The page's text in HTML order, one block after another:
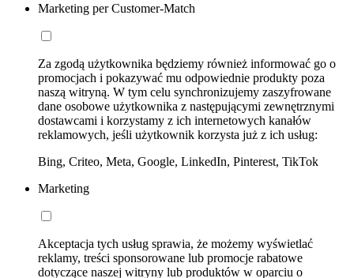
Marketing per Customer-Match
Za zgodą użytkownika będziemy również informować go o
promocjach i pokazywać mu odpowiednie produkty poza
naszą witryną. W tym celu synchronizujemy zaszyfrowane
dane osobowe użytkownika z następującymi zewnętrznymi
dostawcami i korzystamy z ich internetowych kanałów
reklamowych, jeśli użytkownik korzysta już z ich usług:
Bing, Criteo, Meta, Google, LinkedIn, Pinterest, TikTok
Marketing
Akceptacja tych usług sprawia, że możemy wyświetlać
reklamy, treści sponsorowane lub promocje rabatowe
dotyczące naszej witryny lub produktów w oparciu o